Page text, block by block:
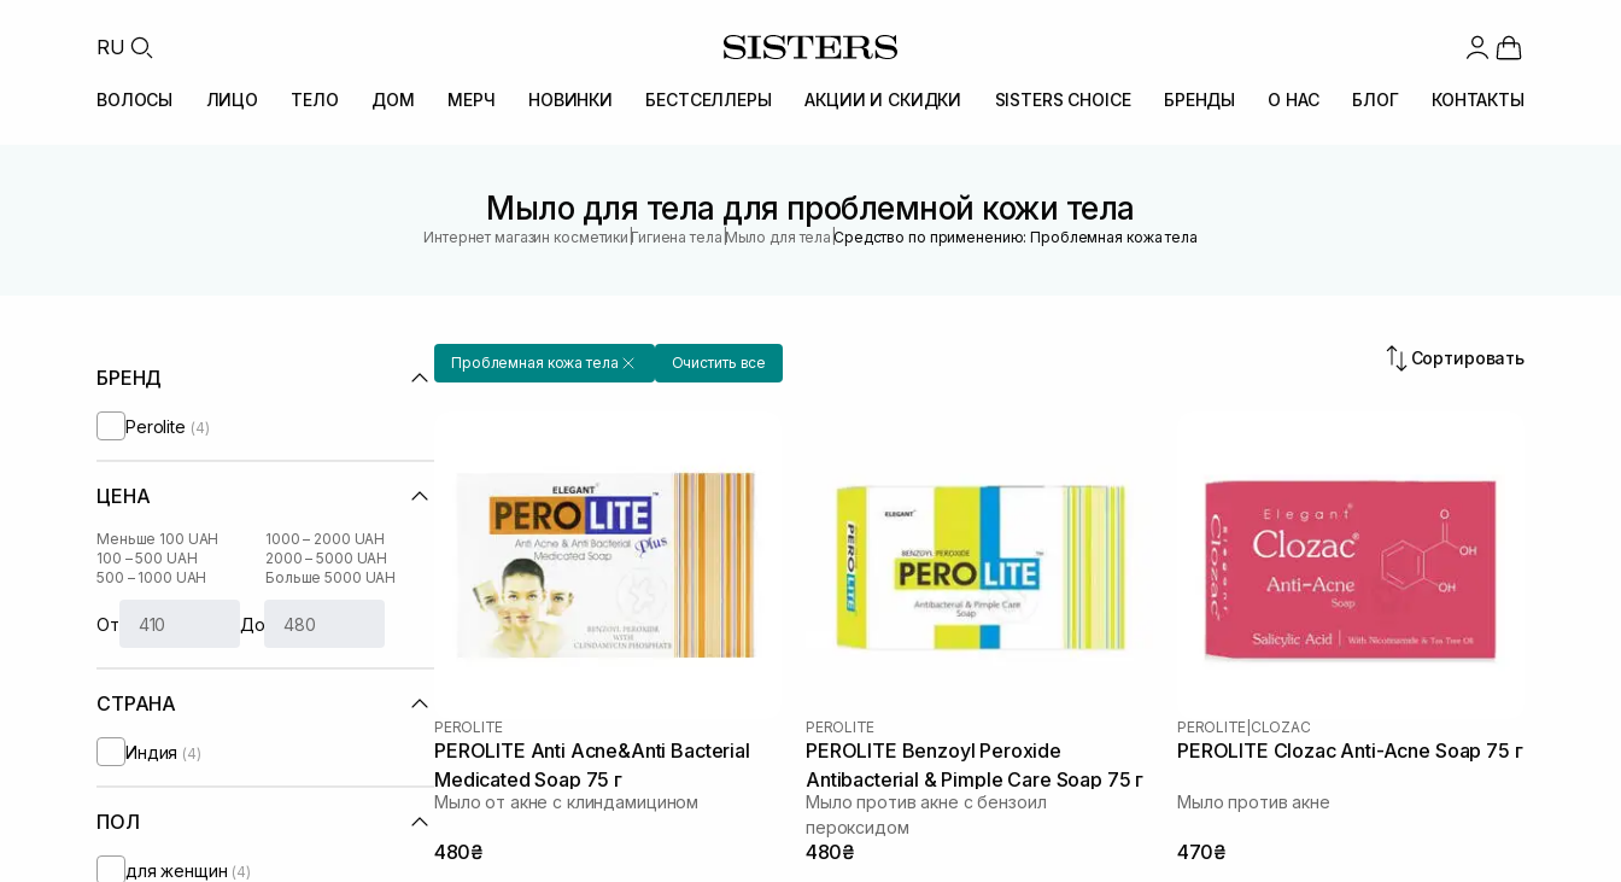
RU
ВОЛОСЫ ЛИЦО ТЕЛО ДОМ МЕРЧ НОВИНКИ БЕСТСЕЛЛЕРЫ АКЦИИ И СКИДКИ SISTERS CHOICE БРЕНДЫ О НАС БЛОГ КОНТАКТЫ
Мыло для тела для проблемной кожи тела
Интернет магазин косметики |Гигиена тела |Мыло для тела |Средство по применению: Проблемная кожа тела
БРЕНД
Perolite (4)
ЦЕНА
Меньше 100 UAH
100 – 500 UAH
500 – 1000 UAH
1000 – 2000 UAH
2000 – 5000 UAH
Больше 5000 UAH
От До
СТРАНА
Индия (4)
ПОЛ
для женщин (4)
Проблемная кожа тела Очистить все Сортировать
PEROLITE
PEROLITE Anti Acne&Anti Bacterial
Medicated Soap 75 г
Мыло от акне с клиндамицином
480₴
PEROLITE
PEROLITE Benzoyl Peroxide
Antibacterial & Pimple Care Soap 75 г
Мыло против акне с бензоил
пероксидом
480₴
PEROLITE CLOZAC
PEROLITE Clozac Anti-Acne Soap 75 г
Мыло против акне
470₴